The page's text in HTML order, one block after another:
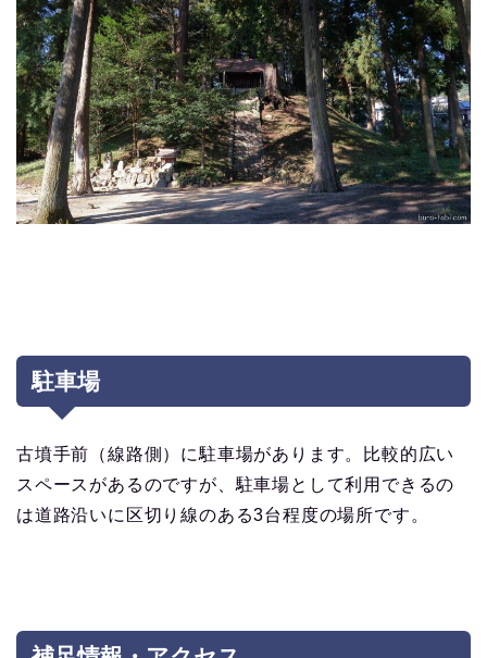
駐車場
古墳手前（線路側）に駐車場があります。比較的広い
スペースがあるのですが、駐車場として利用できるの
は道路沿いに区切り線のある3台程度の場所です。